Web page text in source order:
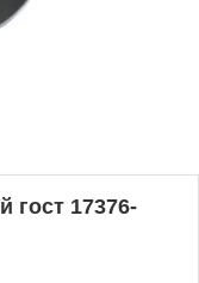
гост 17376-